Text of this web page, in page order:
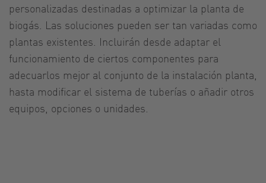
personalizadas destinadas a optimizar la planta de
biogás. Las soluciones pueden ser tan variadas como
plantas existentes. Incluirán desde adaptar el
funcionamiento de ciertos componentes para
adecuarlos mejor al conjunto de la instalación planta,
hasta modificar el sistema de tuberías o añadir otros
equipos, opciones o unidades.